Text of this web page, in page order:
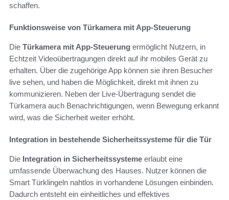
schaffen.
Funktionsweise von Türkamera mit App-Steuerung
Die Türkamera mit App-Steuerung ermöglicht Nutzern, in
Echtzeit Videoübertragungen direkt auf ihr mobiles Gerät zu
erhalten. Über die zugehörige App können sie ihren Besucher
live sehen, und haben die Möglichkeit, direkt mit ihnen zu
kommunizieren. Neben der Live-Übertragung sendet die
Türkamera auch Benachrichtigungen, wenn Bewegung erkannt
wird, was die Sicherheit weiter erhöht.
Integration in bestehende Sicherheitssysteme für die Tür
Die Integration in Sicherheitssysteme erlaubt eine
umfassende Überwachung des Hauses. Nutzer können die
Smart Türklingeln nahtlos in vorhandene Lösungen einbinden.
Dadurch entsteht ein einheitliches und effektives